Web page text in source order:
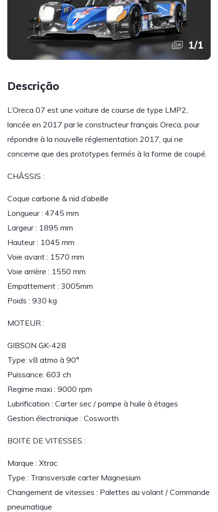
1/1
Descrição
L’Oreca 07 est une voiture de course de type LMP2,
lancée en 2017 par le constructeur français Oreca, pour
répondre à la nouvelle réglementation 2017, qui ne
concerne que des prototypes fermés à la forme de coupé.
CHÂSSIS :
Coque carbone & nid d’abeille
Longueur : 4745 mm
Largeur : 1895 mm
Hauteur : 1045 mm
Voie avant : 1570 mm
Voie arrière : 1550 mm
Empattement : 3005mm
Poids : 930 kg
MOTEUR :
GIBSON GK-428
Type: v8 atmo à 90°
Puissance: 603 ch
Regime maxi : 9000 rpm
Lubrification : Carter sec / pompe à huile à étages
Gestion électronique : Cosworth
BOITE DE VITESSES :
Marque : Xtrac
Type : Transversale carter Magnesium
Changement de vitesses : Palettes au volant / Commande
pneumatique